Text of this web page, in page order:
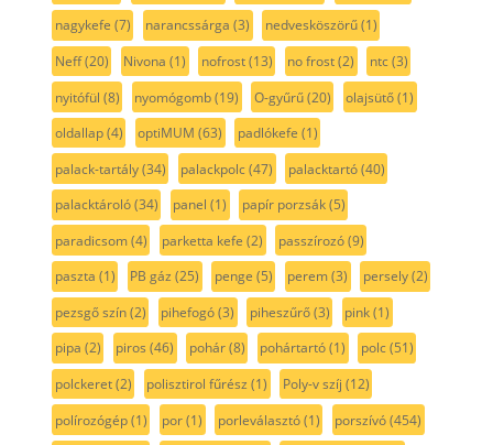
nagykefe (7) narancssárga (3) nedvesköszörű(1)
Neff(20) Nivona (1) nofrost(13) no frost(2) ntc(3)
nyitófül (8) nyomógomb(19) O-gyűrű(20) olajsütő(1)
oldallap(4) optiMUM (63) padlókefe (1)
palack-tartály(34) palackpolc(47) palacktartó(40)
palacktároló(34) panel (1) papír porzsák(5)
paradicsom(4) parketta kefe (2) passzírozó(9)
paszta (1) PB gáz (25) penge (5) perem(3) persely(2)
pezsgő szín(2) pihefogó(3) piheszűrő(3) pink(1)
pipa (2) piros (46) pohár(8) pohártartó(1) polc(51)
polckeret(2) polisztirol fűrész (1) Poly-v szíj (12)
polírozógép(1) por(1) porleválasztó(1) porszívó(454)